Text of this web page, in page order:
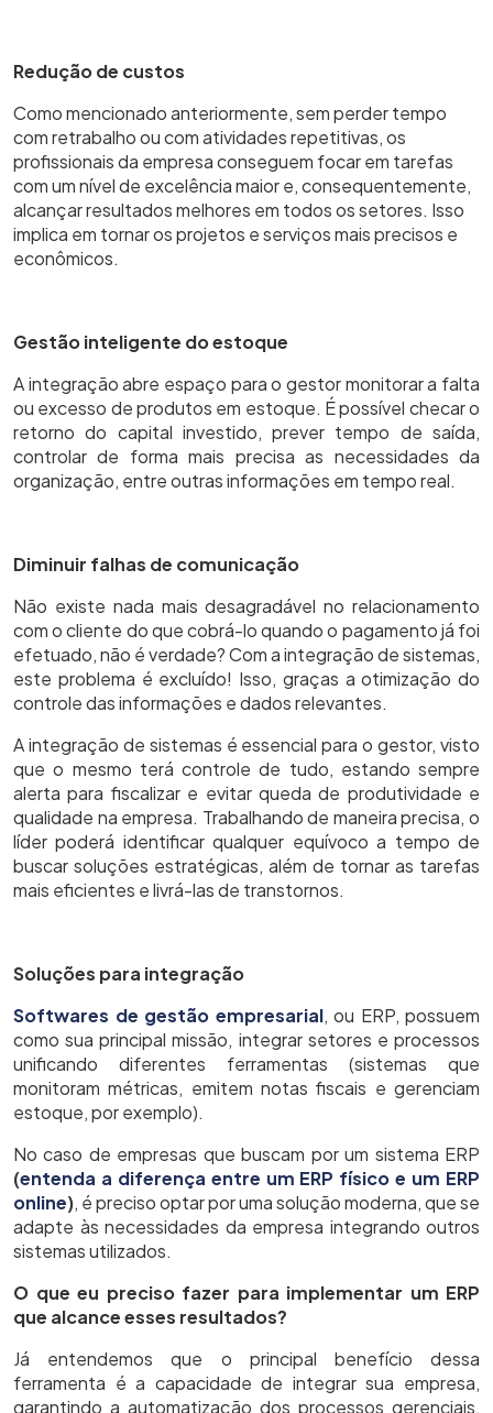
Redução de custos
Como mencionado anteriormente, sem perder tempo
com retrabalho ou com atividades repetitivas, os
profissionais da empresa conseguem focar em tarefas
com um nível de excelência maior e, consequentemente,
alcançar resultados melhores em todos os setores. Isso
implica em tornar os projetos e serviços mais precisos e
econômicos.
Gestão inteligente do estoque
A integração abre espaço para o gestor monitorar a falta
ou excesso de produtos em estoque. É possível checar o
retorno do capital investido, prever tempo de saída,
controlar de forma mais precisa as necessidades da
organização, entre outras informações em tempo real.
Diminuir falhas de comunicação
Não existe nada mais desagradável no relacionamento
com o cliente do que cobrá-lo quando o pagamento já foi
efetuado, não é verdade? Com a integração de sistemas,
este problema é excluído! Isso, graças a otimização do
controle das informações e dados relevantes.
A integração de sistemas é essencial para o gestor, visto
que o mesmo terá controle de tudo, estando sempre
alerta para fiscalizar e evitar queda de produtividade e
qualidade na empresa. Trabalhando de maneira precisa, o
líder poderá identificar qualquer equívoco a tempo de
buscar soluções estratégicas, além de tornar as tarefas
mais eficientes e livrá-las de transtornos.
Soluções para integração
Softwares de gestão empresarial, ou ERP, possuem
como sua principal missão, integrar setores e processos
unificando diferentes ferramentas (sistemas que
monitoram métricas, emitem notas fiscais e gerenciam
estoque, por exemplo).
No caso de empresas que buscam por um sistema ERP
(entenda a diferença entre um ERP físico e um ERP
online), é preciso optar por uma solução moderna, que se
adapte às necessidades da empresa integrando outros
sistemas utilizados.
O que eu preciso fazer para implementar um ERP
que alcance esses resultados?
Já entendemos que o principal benefício dessa
ferramenta é a capacidade de integrar sua empresa,
garantindo a automatização dos processos gerenciais,